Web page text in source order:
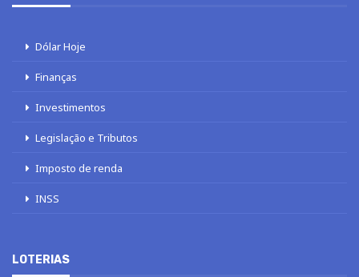
Dólar Hoje
Finanças
Investimentos
Legislação e Tributos
Imposto de renda
INSS
LOTERIAS